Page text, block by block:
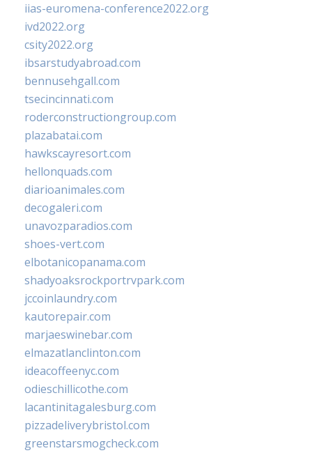
iias-euromena-conference2022.org
ivd2022.org
csity2022.org
ibsarstudyabroad.com
bennusehgall.com
tsecincinnati.com
roderconstructiongroup.com
plazabatai.com
hawkscayresort.com
hellonquads.com
diarioanimales.com
decogaleri.com
unavozparadios.com
shoes-vert.com
elbotanicopanama.com
shadyoaksrockportrvpark.com
jccoinlaundry.com
kautorepair.com
marjaeswinebar.com
elmazatlanclinton.com
ideacoffeenyc.com
odieschillicothe.com
lacantinitagalesburg.com
pizzadeliverybristol.com
greenstarsmogcheck.com